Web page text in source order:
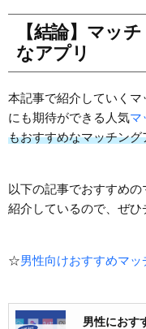
【結論】マッ
なアプリ
本記事で紹介していく
にも期待ができる人気マ
もおすすめなマッチン
以下の記事でおすすめ
紹介しているので、ぜひ
☆男性向けおすすめマ
男性におす